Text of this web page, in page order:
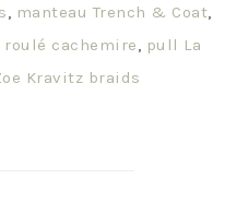
, manteau Trench & Coat,
cachemire, pull La
Kravitz braids